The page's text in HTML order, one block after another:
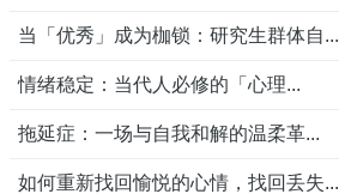
当「优秀」成为枷锁：研究生群体自...
情绪稳定：当代人必修的「心理...
拖延症：一场与自我和解的温柔革...
如何重新找回愉悦的心情，找回丢失...